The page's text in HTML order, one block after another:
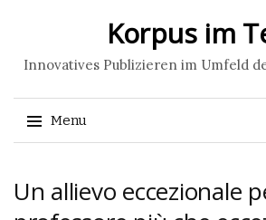
Korpus im
Innovatives Publizieren im Umfeld
Menu
to
Un allievo eccezionale